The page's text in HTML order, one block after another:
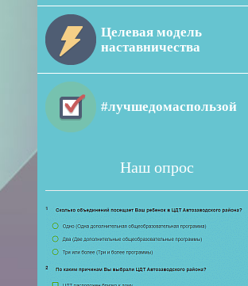
Целевая модель
наставничества
#лучшедомаспользой
Наш опрос